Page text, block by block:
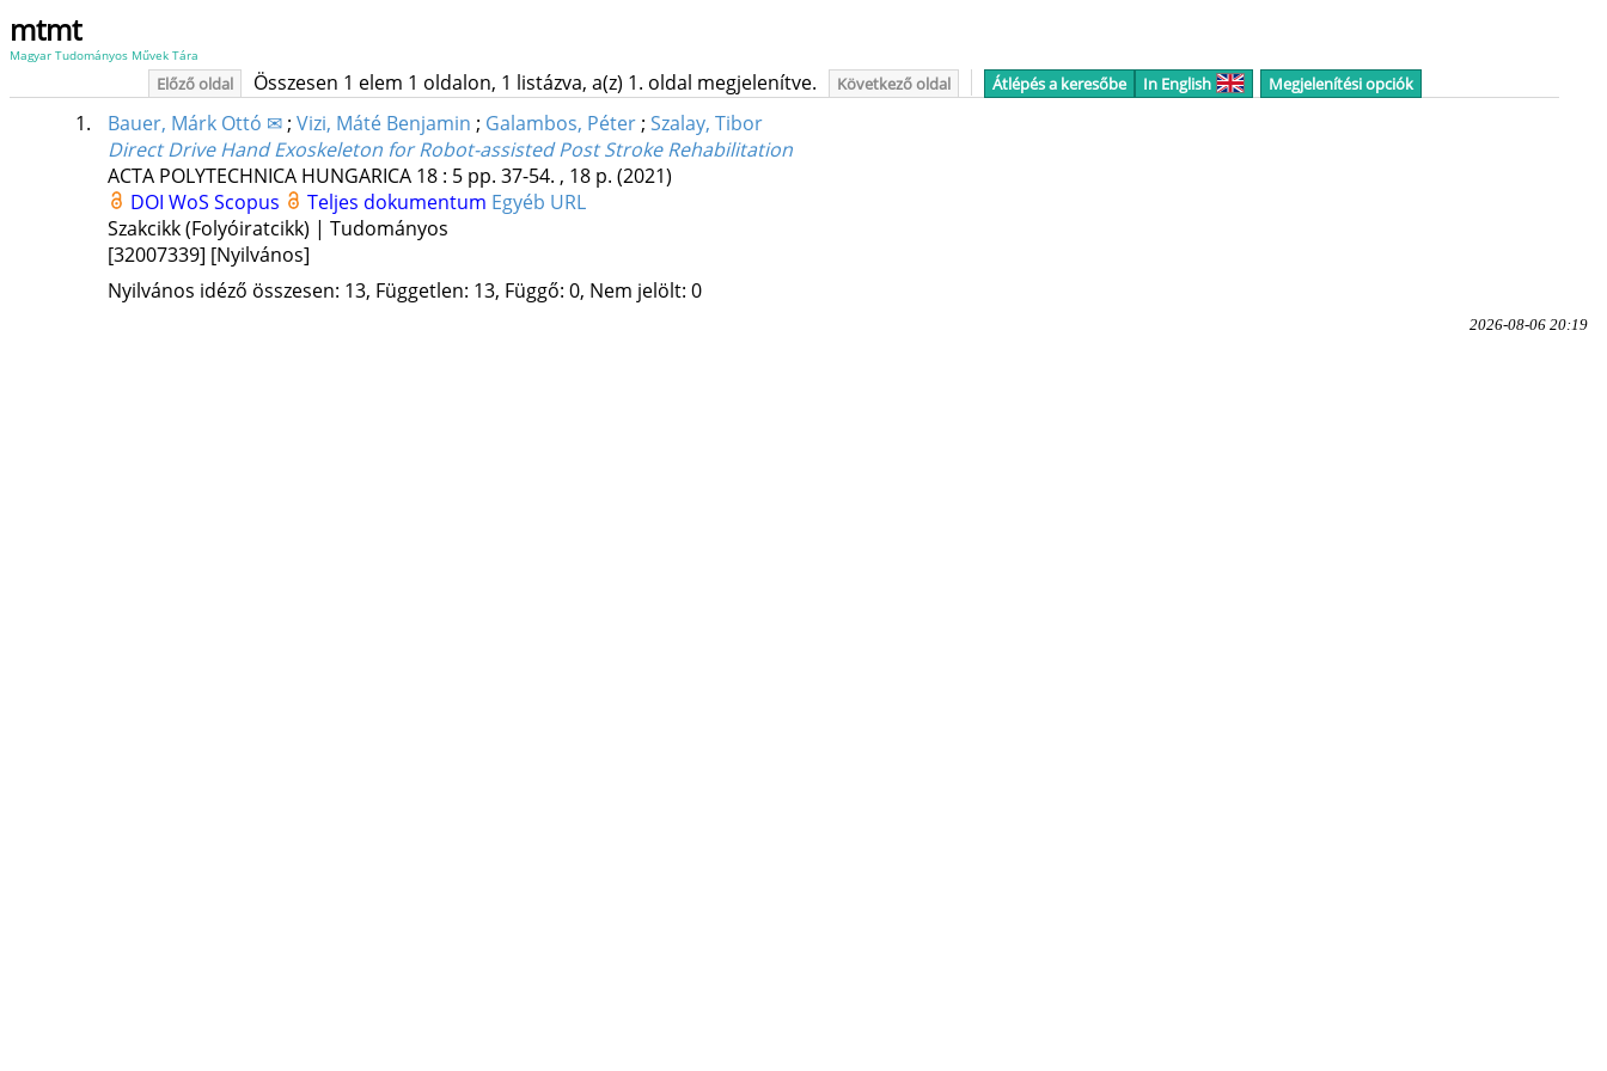
mtmt
Magyar Tudományos Művek Tára
Előző oldal Összesen 1 elem 1 oldalon, 1 listázva, a(z) 1. oldal megjelenítve. Következő oldal Átlépés a keresőbe In English Megjelenítési opciók
1. Bauer, Márk Ottó ✉; Vizi, Máté Benjamin ; Galambos, Péter; Szalay, Tibor
Direct Drive Hand Exoskeleton for Robot-assisted Post Stroke Rehabilitation
ACTA POLYTECHNICA HUNGARICA 18: 5 pp. 37-54. , 18 p. (2021)
DOI WoS Scopus Teljes dokumentum Egyéb URL
Szakcikk (Folyóiratcikk) | Tudományos
[32007339] [Nyilvános]
Nyilvános idéző összesen: 13, Független: 13, Függő: 0, Nem jelölt: 0
2026-08-06 20:19